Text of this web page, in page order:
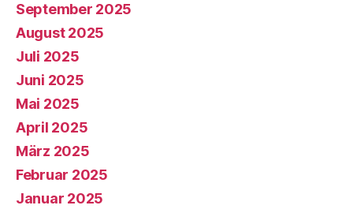
September 2025
August 2025
Juli 2025
Juni 2025
Mai 2025
April 2025
März 2025
Februar 2025
Januar 2025